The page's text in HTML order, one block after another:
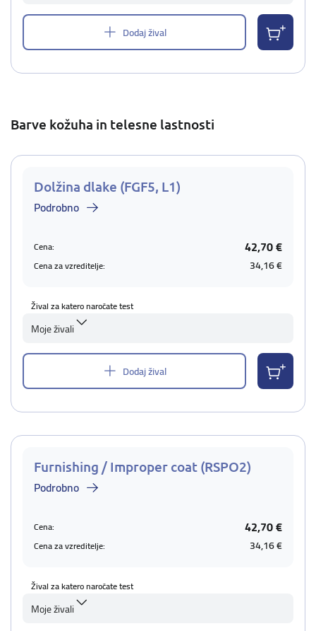
Dodaj žival
Barve kožuha in telesne lastnosti
Dolžina dlake (FGF5, L1)
Podrobno
Cena: 42,70 €
Cena za vzreditelje: 34,16 €
Žival za katero naročate test
Moje živali
Dodaj žival
Furnishing / Improper coat (RSPO2)
Podrobno
Cena: 42,70 €
Cena za vzreditelje: 34,16 €
Žival za katero naročate test
Moje živali